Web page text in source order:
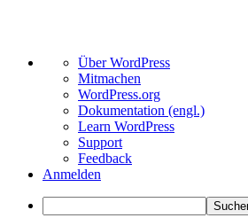
Über
WordPress
Über WordPress
Mitmachen
WordPress.org
Dokumentation (engl.)
Learn WordPress
Support
Feedback
Anmelden
Suchen